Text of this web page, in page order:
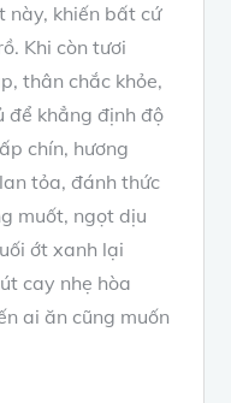
này, khiến bất cứ
Khi còn tươi
thân chắc khỏe,
để khẳng định độ
chín, hương
tỏa, đánh thức
muốt, ngọt dịu
ớt xanh lại
cay nhẹ hòa
ai ăn cũng muốn